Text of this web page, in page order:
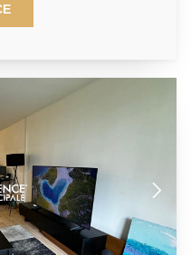
de profiter des
de type 3 pièces 2
d' une belle résidence
de plus de 26m2 avec
se poursuit par un
wc ainsi que deux
au pieds des
offrant un cadre
ainsi qu'un rapport
un investisseur. Une